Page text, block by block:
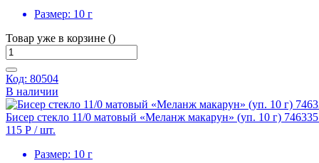
Размер: 10 г
Товар уже в корзине ()
Код: 80504
В наличии
Бисер стекло 11/0 матовый «Меланж макарун» (уп. 10 г)
115 Р / шт.
Размер: 10 г